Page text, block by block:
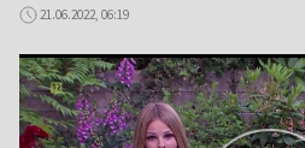
21.06.2022, 06:19